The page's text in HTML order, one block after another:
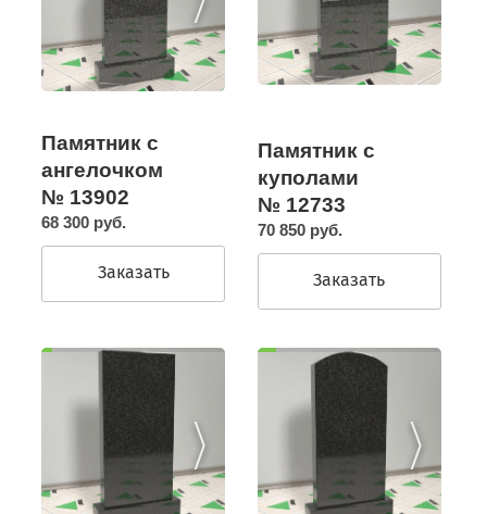
Памятник с
ангелочком
№ 13902
68 300 руб.
Заказать
Памятник с
куполами
№ 12733
70 850 руб.
Заказать